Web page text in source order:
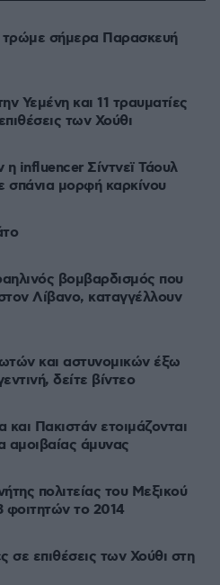
τρώμε σήμερα Παρασκευή
Υεμένη και 11 τραυματίες
των Χούθι
influencer Σίντνεϊ Τάουλ
σπάνια μορφή καρκίνου
βομβαρδισμός που
Λίβανο, καταγγέλλουν
και αστυνομικών έξω
δείτε βίντεο
Πακιστάν ετοιμάζονται
άμυνας
πολιτείας του Μεξικού
φοιτητών το 2014
σε επιθέσεις των Χούθι στη